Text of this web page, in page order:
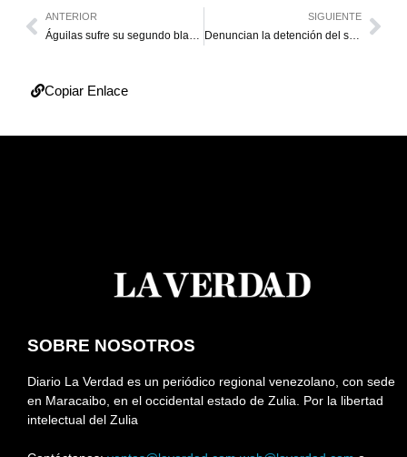
ANTERIOR SIGUIENTE
Denuncian la detención del secretario general de la CTV en Caracas
Copiar Enlace
SOBRE NOSOTROS
Diario La Verdad es un periódico regional venezolano, con sede
en Maracaibo, en el occidental estado de Zulia. Por la libertad
intelectual del Zulia